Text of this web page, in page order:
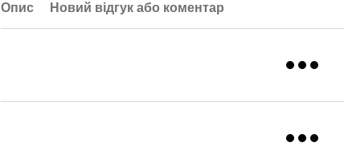
Опис Новий відгук або коментар